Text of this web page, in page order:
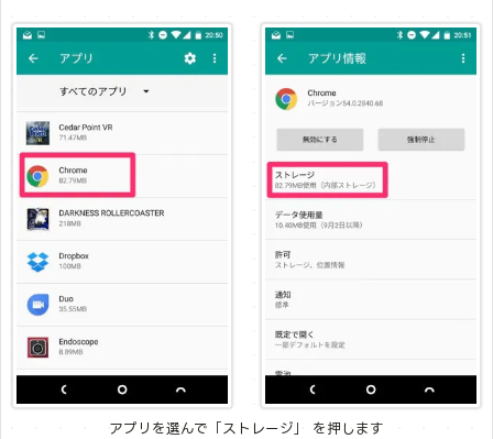
アプリを選んで「ストレージ」 を押します